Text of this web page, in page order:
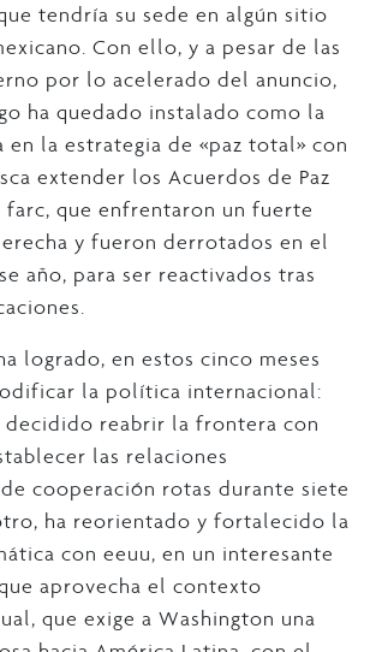
tendría su sede en algún sitio
Con ello, y a pesar de las
por lo acelerado del anuncio,
ha quedado instalado como la
en la estrategia de «paz total» con
extender los Acuerdos de Paz
farc, que enfrentaron un fuerte
y fueron derrotados en el
año, para ser reactivados tras
logrado, en estos cinco meses
la política internacional:
decidido reabrir la frontera con
las relaciones
cooperación rotas durante siete
ha reorientado y fortalecido la
con eeuu, en un interesante
aprovecha el contexto
que exige a Washington una